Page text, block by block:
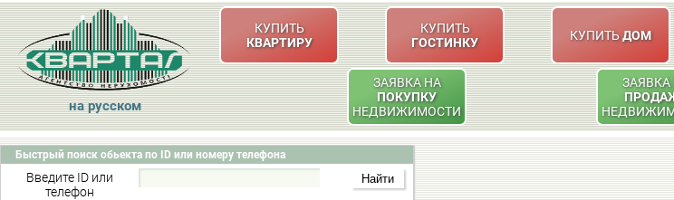
на русском
КУПИТЬ
КВАРТИРУ
КУПИТЬ
ГОСТИНКУ
КУПИТЬДОМ
ЗАЯВКА НА
ПОКУПКУ
НЕДВИЖИМОСТИ
ЗАЯВКА
Быстрый поиск обьекта по ID или номеру телефона
Введите ID или
телефон